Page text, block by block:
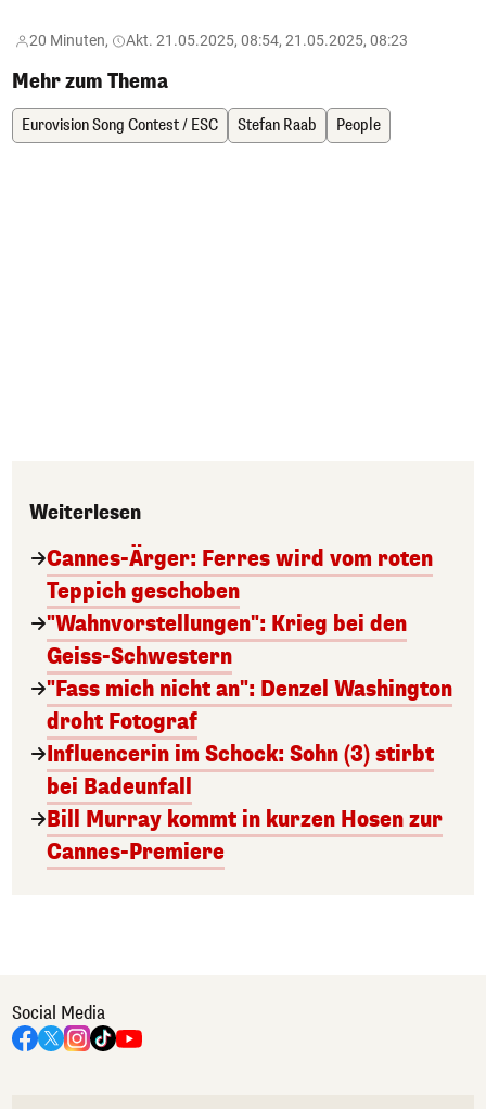
20 Minuten, Akt. 21.05.2025, 08:54, 21.05.2025, 08:23
Mehr zum Thema
Eurovision Song Contest / ESC Stefan Raab People
Weiterlesen
Cannes-Ärger: Ferres wird vom roten
Teppich geschoben
"Wahnvorstellungen": Krieg bei den
Geiss-Schwestern
"Fass mich nicht an": Denzel Washington
droht Fotograf
Influencerin im Schock: Sohn (3) stirbt
bei Badeunfall
Bill Murray kommt in kurzen Hosen zur
Cannes-Premiere
Social Media